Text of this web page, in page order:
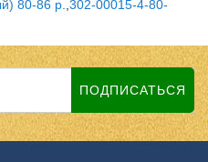
80-86 р. 302-00015-4-80-
ПОДПИСАТЬСЯ